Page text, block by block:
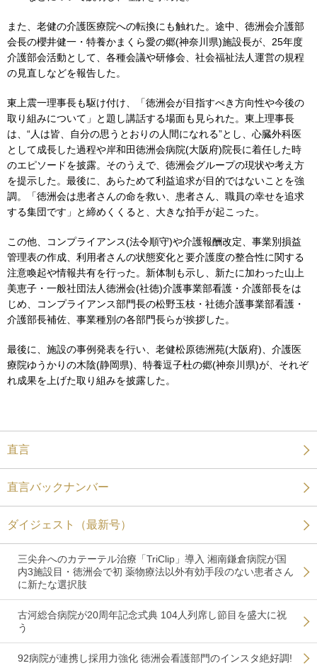
また、老健の介護医療院への転換にも触れた。途中、徳洲会介護部
会長の櫻井健一・特養かまくら愛の郷(神奈川県)施設長が、25年度
介護部会活動として、各種会議や研修会、社会福祉法人運営の規程
の見直しなどを報告した。
東上震一理事長も駆け付け、「徳洲会が目指すべき方向性や今後の
取り組みについて」と題し講話する場面も見られた。東上理事長
は、“人は皆、自分の思うとおりの人間になれる”とし、心臓外科医
として成長した過程や岸和田徳洲会病院(大阪府)院長に着任した時
のエピソードを披露。そのうえで、徳洲会グループの現状や考え方
を提示した。最後に、あらためて利益追求が目的ではないことを強
調。「徳洲会は患者さんの命を救い、患者さん、職員の幸せを追求
する集団です」と締めくくると、大きな拍手が起こった。
この他、コンプライアンス(法令順守)や介護報酬改定、事業別損益
管理表の作成、利用者さんの状態変化と要介護度の整合性に関する
注意喚起や情報共有を行った。新体制も示し、新たに加わった山上
美恵子・一般社団法人徳洲会(社徳)介護事業部看護・介護部長をは
じめ、コンプライアンス部門長の松野玉枝・社徳介護事業部看護・
介護部長補佐、事業種別の各部門長らが挨拶した。
最後に、施設の事例発表を行い、老健松原徳洲苑(大阪府)、介護医
療院ゆうかりの木陰(静岡県)、特養逗子杜の郷(神奈川県)が、それぞ
れ成果を上げた取り組みを披露した。
直言
直言バックナンバー
ダイジェスト（最新号）
三尖弁へのカテーテル治療「TriClip」導入 湘南鎌倉病院が国
内3施設目・徳洲会で初 薬物療法以外有効手段のない患者さん
に新たな選択肢
古河総合病院が20周年記念式典 104人列席し節目を盛大に祝
う
92病院が連携し採用力強化 徳洲会看護部門のインスタ絶好調!